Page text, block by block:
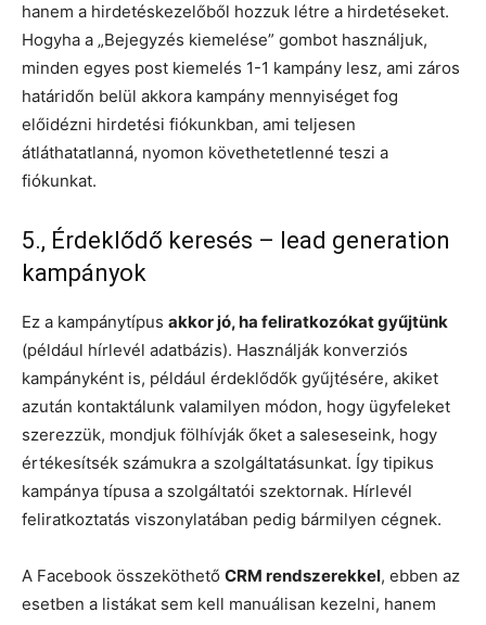
hanem a hirdetéskezelőből hozzuk létre a hirdetéseket.
Hogyha a „Bejegyzés kiemelése” gombot használjuk,
minden egyes post kiemelés 1-1 kampány lesz, ami záros
határidőn belül akkora kampány mennyiséget fog
előidézni hirdetési fiókunkban, ami teljesen
átláthatatlanná, nyomon követhetetlenné teszi a
fiókunkat.
5., Érdeklődő keresés – lead generation
kampányok
Ez a kampánytípus akkor jó, ha feliratkozókat gyűjtünk
(például hírlevél adatbázis). Használják konverziós
kampányként is, például érdeklődők gyűjtésére, akiket
azután kontaktálunk valamilyen módon, hogy ügyfeleket
szerezzük, mondjuk fölhívják őket a saleseseink, hogy
értékesítsék számukra a szolgáltatásunkat. Így tipikus
kampánya típusa a szolgáltatói szektornak. Hírlevél
feliratkoztatás viszonylatában pedig bármilyen cégnek.
A Facebook összeköthető CRM rendszerekkel, ebben az
esetben a listákat sem kell manuálisan kezelni, hanem